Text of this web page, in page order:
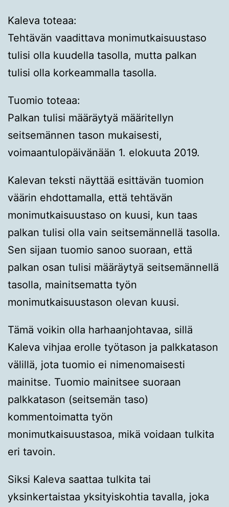
Kaleva toteaa:
Tehtävän vaadittava monimutkaisuustaso
tulisi olla kuudella tasolla, mutta palkan
tulisi olla korkeammalla tasolla.
Tuomio toteaa:
Palkan tulisi määräytyä määritellyn
seitsemännen tason mukaisesti,
voimaantulopäivänään 1. elokuuta 2019.
Kalevan teksti näyttää esittävän tuomion
väärin ehdottamalla, että tehtävän
monimutkaisuustaso on kuusi, kun taas
palkan tulisi olla vain seitsemännellä tasolla.
Sen sijaan tuomio sanoo suoraan, että
palkan osan tulisi määräytyä seitsemännellä
tasolla, mainitsematta työn
monimutkaisuustason olevan kuusi.
Tämä voikin olla harhaanjohtavaa, sillä
Kaleva vihjaa erolle työtason ja palkkatason
välillä, jota tuomio ei nimenomaisesti
mainitse. Tuomio mainitsee suoraan
palkkatason (seitsemän taso)
kommentoimatta työn
monimutkaisuustasoa, mikä voidaan tulkita
eri tavoin.
Siksi Kaleva saattaa tulkita tai
yksinkertaistaa yksityiskohtia tavalla, joka